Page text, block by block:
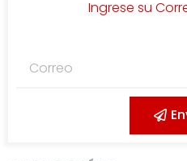
Ingrese su